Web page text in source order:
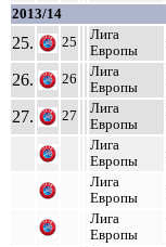
2013/14
25. 25
Лига
Европы
26. 26
Лига
Европы
27. 27
Лига
Европы
Лига
Европы
Лига
Европы
Лига
Европы